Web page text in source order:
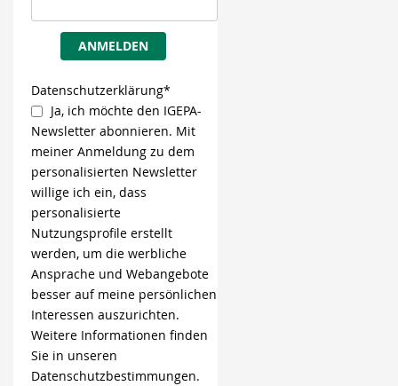
ANMELDEN
Datenschutzerklärung*
Ja, ich möchte den IGEPA-
Newsletter abonnieren. Mit
meiner Anmeldung zu dem
personalisierten Newsletter
willige ich ein, dass
personalisierte
Nutzungsprofile erstellt
werden, um die werbliche
Ansprache und Webangebote
besser auf meine persönlichen
Interessen auszurichten.
Weitere Informationen finden
Sie in unseren
Datenschutzbestimmungen.